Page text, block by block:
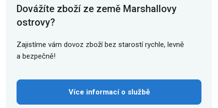
Dovážíte zboží ze země Marshallovy
ostrovy?
Zajistíme vám dovoz zboží bez starostí rychle, levně
a bezpečně!
Více informací o službě